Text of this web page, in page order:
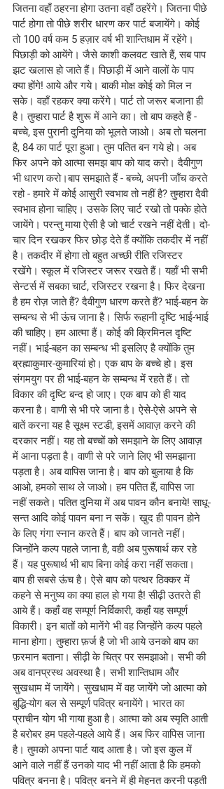
जितना वहाँ ठहरना होगा उतना वहाँ ठहरेंगे। जितना पीछे
पार्ट होगा तो पीछे शरीर धारण कर पार्ट बजायेंगे। कोई
तो 100 वर्ष कम 5 हज़ार वर्ष भी शान्तिधाम में रहेंगे।
पिछाड़ी को आयेंगे। जैसे काशी कलवट खाते हैं, सब पाप
झट खलास हो जाते हैं। पिछाड़ी में आने वालों के पाप
क्या होंगे! आये और गये। बाकी मोक्ष कोई को मिल न
सके। वहाँ रहकर क्या करेंगे। पार्ट तो जरूर बजाना ही
है। तुम्हारा पार्ट है शुरू में आने का। तो बाप कहते हैं -
बच्चे, इस पुरानी दुनिया को भूलते जाओ। अब तो चलना
है, 84 का पार्ट पूरा हुआ। तुम पतित बन गये हो। अब
फिर अपने को आत्मा समझ बाप को याद करो। दैवीगुण
भी धारण करो।बाप समझाते हैं - बच्चे, अपनी जाँच करते
रहो - हमारे में कोई आसुरी स्वभाव तो नहीं है? तुम्हारा दैवी
स्वभाव होना चाहिए। उसके लिए चार्ट रखो तो पक्के होते
जायेंगे। परन्तु माया ऐसी है जो चार्ट रखने नहीं देती। दो-
चार दिन रखकर फिर छोड़ देते हैं क्योंकि तकदीर में नहीं
है। तकदीर में होगा तो बहुत अच्छी रीति रजिस्टर
रखेंगे। स्कूल में रजिस्टर जरूर रखते हैं। यहाँ भी सभी
सेन्टर्स में सबका चार्ट, रजिस्टर रखना है। फिर देखना
है हम रोज़ जाते हैं? दैवीगुण धारण करते हैं? भाई-बहन के
सम्बन्ध से भी ऊंच जाना है। सिर्फ रूहानी दृष्टि भाई-भाई
की चाहिए। हम आत्मा हैं। कोई की क्रिमिनल दृष्टि
नहीं। भाई-बहन का सम्बन्ध भी इसलिए है क्योंकि तुम
ब्रह्माकुमार-कुमारियां हो। एक बाप के बच्चे हो। इस
संगमयुग पर ही भाई-बहन के सम्बन्ध में रहते हैं। तो
विकार की दृष्टि बन्द हो जाए। एक बाप को ही याद
करना है। वाणी से भी परे जाना है। ऐसे-ऐसे अपने से
बातें करना यह है सूक्ष्म स्टडी, इसमें आवाज़ करने की
दरकार नहीं। यह तो बच्चों को समझाने के लिए आवाज़
में आना पड़ता है। वाणी से परे जाने लिए भी समझाना
पड़ता है। अब वापिस जाना है। बाप को बुलाया है कि
आओ, हमको साथ ले जाओ। हम पतित हैं, वापिस जा
नहीं सकते। पतित दुनिया में अब पावन कौन बनाये! साधू-
सन्त आदि कोई पावन बना न सकें। खुद ही पावन होने
के लिए गंगा स्नान करते हैं। बाप को जानते नहीं।
जिन्होंने कल्प पहले जाना है, वही अब पुरूषार्थ कर रहे
हैं। यह पुरूषार्थ भी बाप बिना कोई करा नहीं सकता।
बाप ही सबसे ऊंच है। ऐसे बाप को पत्थर ठिक्कर में
कहने से मनुष्य का क्या हाल हो गया है! सीढ़ी उतरते ही
आये हैं। कहाँ वह सम्पूर्ण निर्विकारी, कहाँ यह सम्पूर्ण
विकारी। इन बातों को मानेंगे भी वह जिन्होंने कल्प पहले
माना होगा। तुम्हारा फ़र्ज है जो भी आये उनको बाप का
फ़रमान बताना। सीढ़ी के चित्र पर समझाओ। सभी की
अब वानप्रस्थ अवस्था है। सभी शान्तिधाम और
सुखधाम में जायेंगे। सुखधाम में वह जायेंगे जो आत्मा को
बुद्धि-योग बल से सम्पूर्ण पवित्र बनायेंगे। भारत का
प्राचीन योग भी गाया हुआ है। आत्मा को अब स्मृति आती
है बरोबर हम पहले-पहले आये हैं। अब फिर वापिस जाना
है। तुमको अपना पार्ट याद आता है। जो इस कुल में
आने वाले नहीं हैं उनको याद भी नहीं आता है कि हमको
पवित्र बनना है। पवित्र बनने में ही मेहनत करनी पड़ती